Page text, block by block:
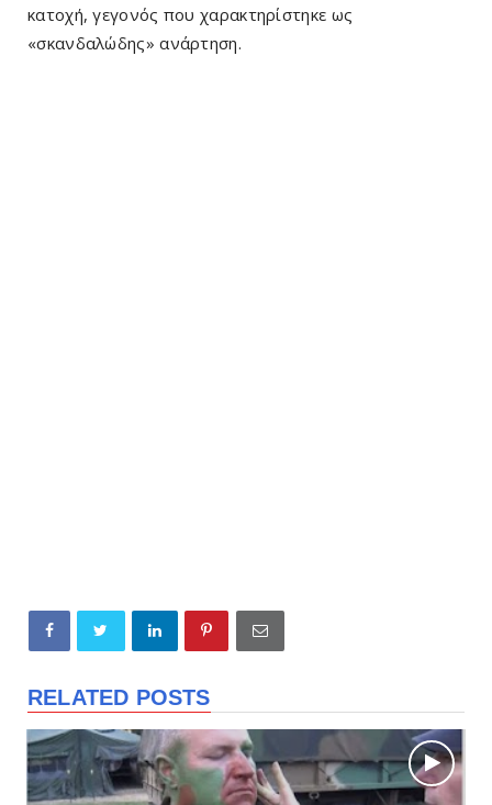
κατοχή, γεγονός που χαρακτηρίστηκε ως
«σκανδαλώδης» ανάρτηση.
RELATED POSTS